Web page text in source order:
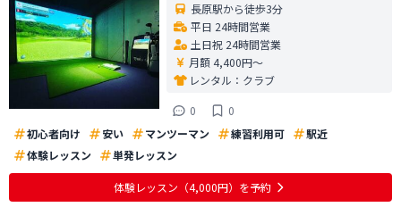
長原駅から徒歩3分
平日 24時間営業
土日祝 24時間営業
月額 4,400円〜
レンタル： クラブ
0
0
初心者向け
安い マンツーマン 練習利用可
駅近
体験レッスン
単発レッスン
体験レッスン （4,000円） を予約